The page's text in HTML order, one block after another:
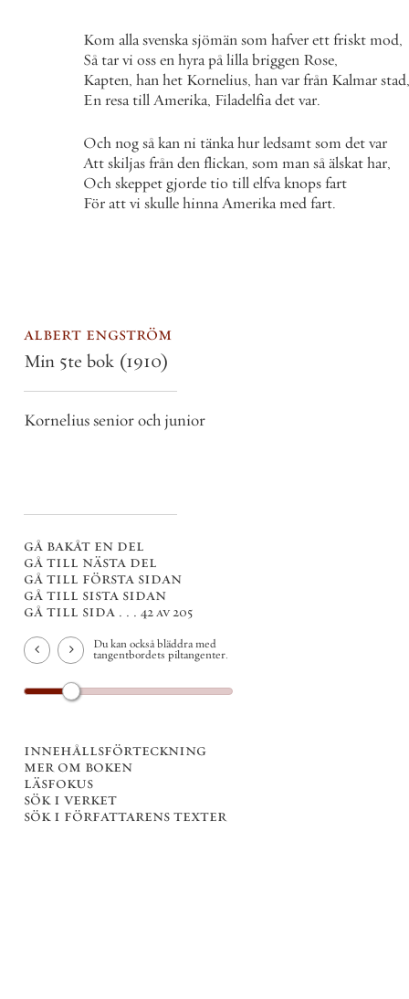
Kom allasvenskasjömänsom hafverettfrisktmod,
Såtarvi ossenhyrapålillabriggen Rose,
Kapten, hanhet Kornelius, hanvarfrån Kalmarstad
EnresatillAmerika, Filadelfiadetvar.
Ochnogsåkanni tänkahurledsamtsom detvar
Attskiljasfråndenflickan, som mansåälskathar,
Ochskeppet gjordetio tillelfvaknopsfart
Förattvi skullehinnaAmerikamedfart.
albert engström
Min 5te bok (1910)
Kornelius senior och junior
gå bakåt en del
gå till nästa del
gå till första sidan
gå till sista sidan
gå till sida . . . 42 av 205
Du kan också bläddra med
tangentbordets piltangenter.
innehållsförteckning
mer om boken
läsfokus
sök i verket
sök i författarens texter